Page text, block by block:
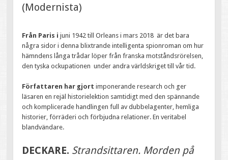
(Modernista)
Från Paris ijuni 1942 till Orleans i mars 2018 är det bara
några sidor i denna blixtrande intelligenta spionroman om hur
hämndens långa trådar löper från franska motståndsrörelsen,
den tyska ockupationen under andra världskriget till vår tid.
Författaren har gjortimponerande research och ger
läsaren en rejäl historielektion samtidigt med den spännande
och komplicerade handlingen full av dubbelagenter, hemliga
historier, förräderi och förbjudna relationer. En veritabel
blandvändare.
DECKARE. Strandsittaren. Morden på